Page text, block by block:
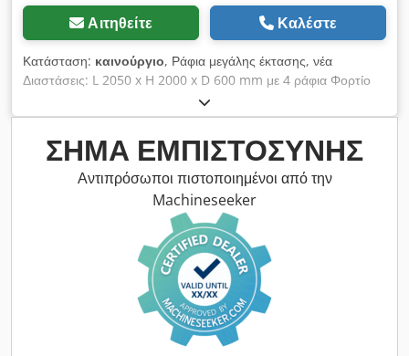
Αιτηθείτε Καλέστε
Κατάσταση: καινούργιο, Ράφια μεγάλης έκτασης, νέα
Διαστάσεις: L 2050 x H 2000 x D 600 mm με 4 ράφια Φορτίο
ραφιού: ~ 300 kg με ομοιόμορφα κατανεμημένο φορτίο #-#-#-
#-#-#-#-#-#-#-#-#-#-#-#-#-#-# Βασικά ράφια που
αποτελούνται από: 2x ορθοστάτες ραφιών, 600x2000mm μη
συναρμολογημένο, συμπεριλαμβανομένων των εγκάρσιων και
διαγώνιων στηριγμάτων, πλαστικές πλάκες βάσης 8x εγκάρσιες
ράβδοι 1950 mm, με παραμάνες ασφαλείας Dodpfx Anecfb
Absxekr 4x ράφια περίπου 1940x545mm, πάχος: 22 mm
ΣΉΜΑ ΕΜΠΙΣΤΟΣΎΝΗΣ
Αντιπρόσωποι πιστοποιημένοι από την
Machineseeker